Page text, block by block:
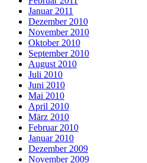
Januar 2011
Dezember 2010
November 2010
Oktober 2010
September 2010
August 2010
Juli 2010
Juni 2010
Mai 2010
April 2010
März 2010
Februar 2010
Januar 2010
Dezember 2009
November 2009